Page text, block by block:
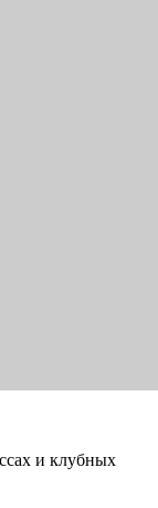
и клубных